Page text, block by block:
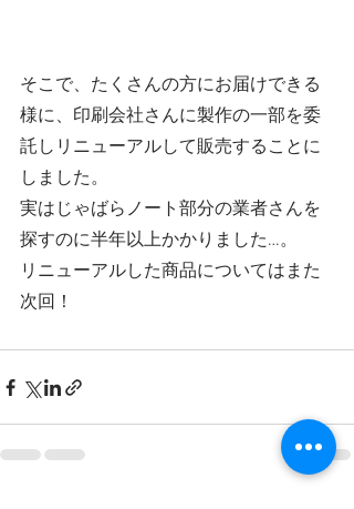
そこで、たくさんの方にお届けできる
様に、印刷会社さんに製作の一部を委
託しリニューアルして販売することに
しました。
実はじゃばらノート部分の業者さんを
探すのに半年以上かかりました…。
リニューアルした商品についてはまた
次回！